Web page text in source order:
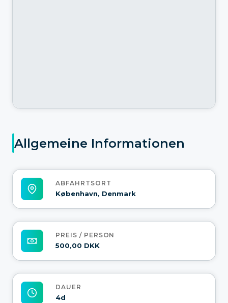
Allgemeine Informationen
ABFAHRTSORT
København, Denmark
PREIS / PERSON
500,00 DKK
DAUER
4d